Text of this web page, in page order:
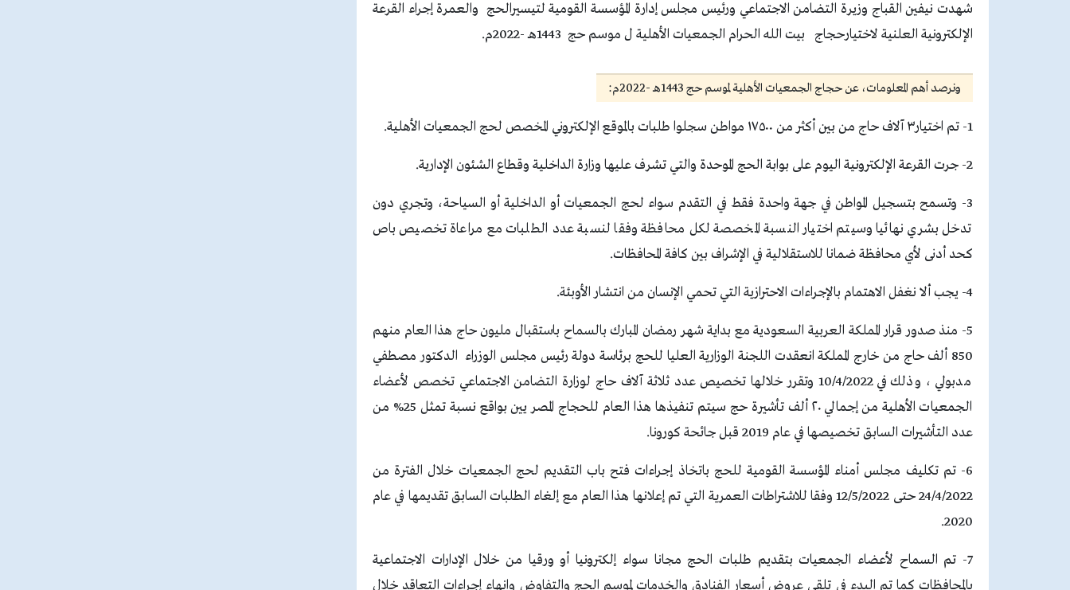
شهدت نيفين القباج وزيرة التضامن الاجتماعي ورئيس مجلس إدارة المؤسسة القومية لتيسيرالحج والعمرة إجراء القرعة
الإلكترونية العلنية لاختيارحجاج بيت الله الحرام الجمعيات الأهلية ل موسم حج 1443هـ -2022م.
ونرصد أهم المعلومات، عن حجاج الجمعيات الأهلية لموسم حج 1443هـ -2022م:
1- تم اختيار٣ آلاف حاج من بين أكثر من ١٧٥٠٠ مواطن سجلوا طلبات بالموقع الإلكتروني المخصص لحج الجمعيات الأهلية.
2- جرت القرعة الإلكترونية اليوم على بوابة الحج الموحدة والتي تشرف عليها وزارة الداخلية وقطاع الشئون الإدارية.
3- وتسمح بتسجيل المواطن في جهة واحدة فقط في التقدم سواء لحج الجمعيات أو الداخلية أو السياحة، وتجري دون
تدخل بشري نهائيا وسيتم اختيار النسبة المخصصة لكل محافظة وفقا لنسبة عدد الطلبات مع مراعاة تخصيص باص
كحد أدنى لأي محافظة ضمانا للاستقلالية في الإشراف بين كافة المحافظات.
4- يجب ألا نغفل الاهتمام بالإجراءات الاحترازية التي تحمي الإنسان من انتشار الأوبئة.
5- منذ صدور قرار المملكة العربية السعودية مع بداية شهر رمضان المبارك بالسماح باستقبال مليون حاج هذا العام منهم
850 ألف حاج من خارج المملكة انعقدت اللجنة الوزارية العليا للحج برئاسة دولة رئيس مجلس الوزراء الدكتور مصطفي
مدبولي ، وذلك في 10/4/2022 وتقرر خلالها تخصيص عدد ثلاثة آلاف حاج لوزارة التضامن الاجتماعي تخصص لأعضاء
الجمعيات الأهلية من إجمالي ٢٠ ألف تأشيرة حج سيتم تنفيذها هذا العام للحجاج المصر يين بواقع نسبة تمثل 25% من
عدد التأشيرات السابق تخصيصها في عام 2019 قبل جائحة كورونا.
6- تم تكليف مجلس أمناء المؤسسة القومية للحج باتخاذ إجراءات فتح باب التقديم لحج الجمعيات خلال الفترة من
24/4/2022 حتى 12/5/2022 وفقا للاشتراطات العمرية التي تم إعلانها هذا العام مع إلغاء الطلبات السابق تقديمها في عام
2020.
7- تم السماح لأعضاء الجمعيات بتقديم طلبات الحج مجانا سواء إلكترونيا أو ورقيا من خلال الإدارات الاجتماعية
بالمحافظات كما تم البدء في تلقي عروض أسعار الفنادق والخدمات لموسم الحج والتفاوض وانهاء إجراءات التعاقد خلال